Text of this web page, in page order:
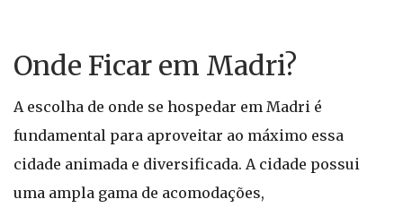
Onde Ficar em Madri?
A escolha de onde se hospedar em Madri é
fundamental para aproveitar ao máximo essa
cidade animada e diversificada. A cidade possui
uma ampla gama de acomodações,